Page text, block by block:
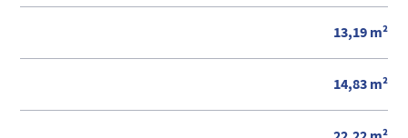
13,19 m²
14,83 m²